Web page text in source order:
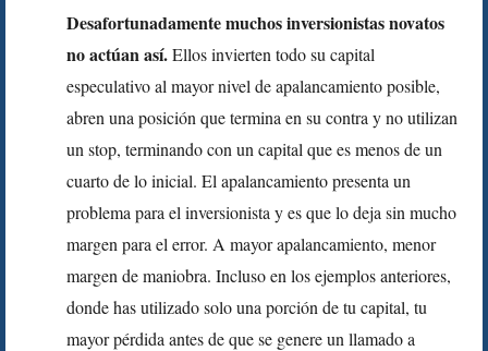
Desafortunadamente muchos inversionistas novatos
no actúan así.Ellos invierten todo su capital
especulativo al mayor nivel de apalancamiento posible,
abren una posición que termina en su contra y no utilizan
un stop, terminando con un capital que es menos de un
cuarto de lo inicial. El apalancamiento presenta un
problema para el inversionista y es que lo deja sin mucho
margen para el error. A mayor apalancamiento, menor
margen de maniobra. Incluso en los ejemplos anteriores,
donde has utilizado solo una porción de tu capital, tu
mayor pérdida antes de que se genere un llamado a